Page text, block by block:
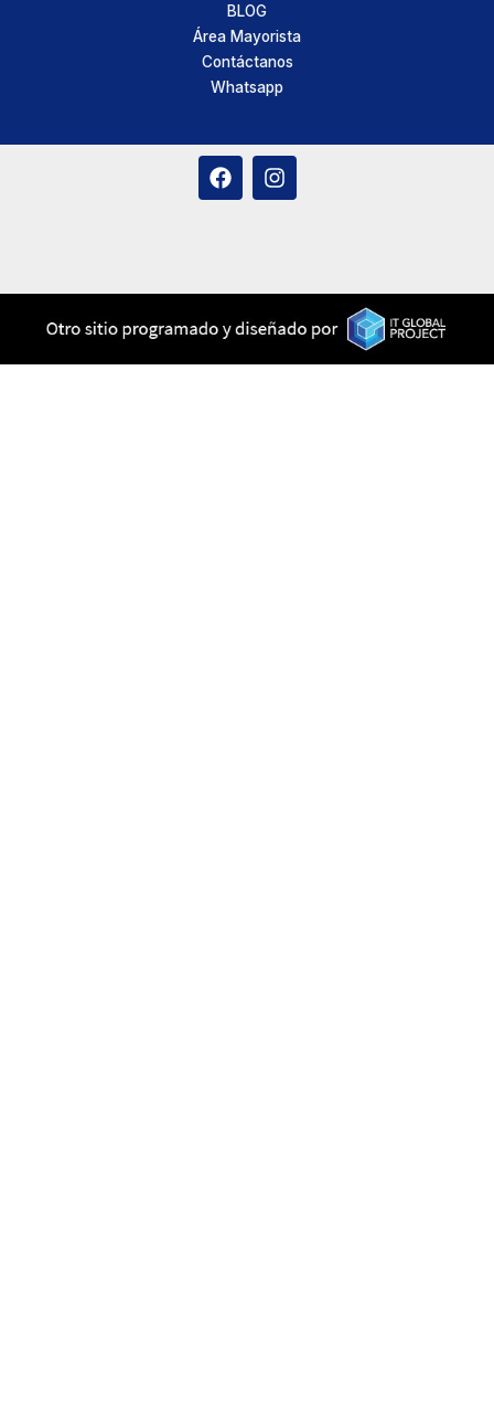
BLOG
Área Mayorista
Contáctanos
Whatsapp
F
a
o
k
I
n
r
a
m